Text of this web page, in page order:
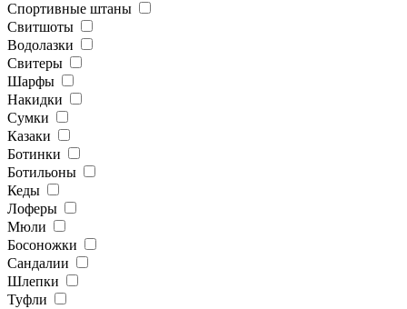
Спортивные штаны
Свитшоты
Водолазки
Свитеры
Шарфы
Накидки
Сумки
Казаки
Ботинки
Ботильоны
Кеды
Лоферы
Мюли
Босоножки
Сандалии
Шлепки
Туфли